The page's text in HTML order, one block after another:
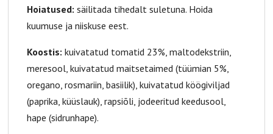
Hoiatused: säilitada tihedalt suletuna. Hoida
kuumuse ja niiskuse eest.
Koostis: kuivatatud tomatid 23%, maltodekstriin,
meresool, kuivatatud maitsetaimed (tüümian 5%,
oregano, rosmariin, basiilik), kuivatatud köögiviljad
(paprika, küüslauk), rapsiõli, jodeeritud keedusool,
hape (sidrunhape).